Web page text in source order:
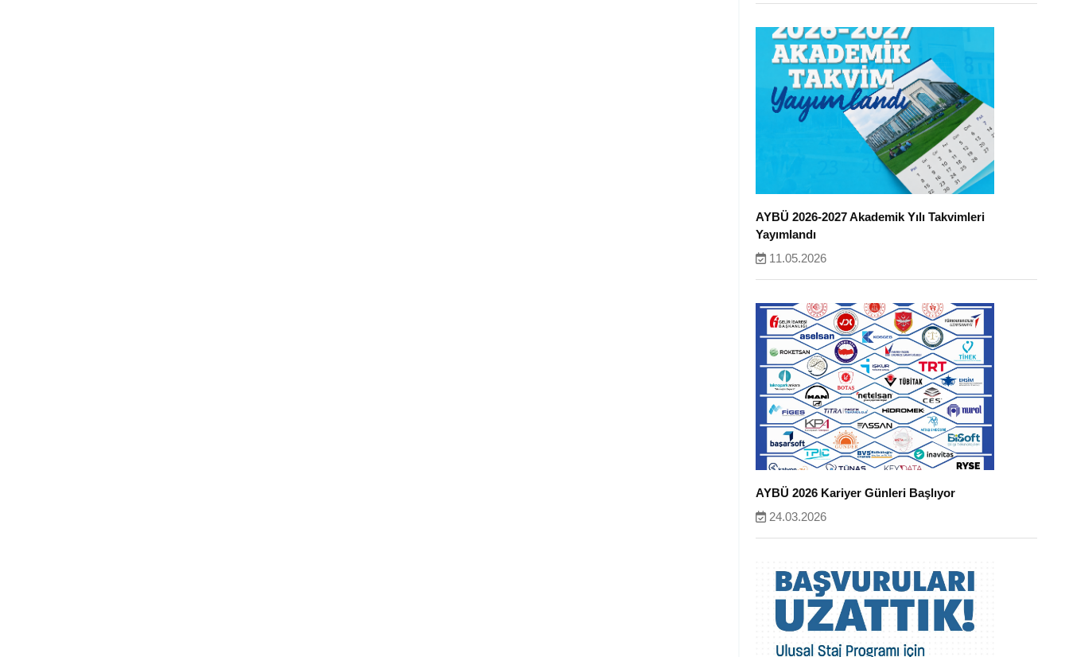
AYBÜ 2026-2027 Akademik Yılı Takvimleri
Yayımlandı
11.05.2026
AYBÜ 2026 Kariyer Günleri Başlıyor
24.03.2026